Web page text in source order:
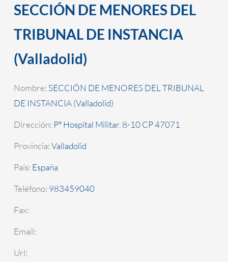
SECCIÓN DE MENORES DEL
TRIBUNAL DE INSTANCIA
(Valladolid)
Nombre: SECCIÓN DE MENORES DEL TRIBUNAL
DE INSTANCIA (Valladolid)
Dirección: Pº Hospital Militar, 8-10 CP 47071
Provincia:Valladolid
País: España
Teléfono: 983459040
Fax:
Email:
Url: